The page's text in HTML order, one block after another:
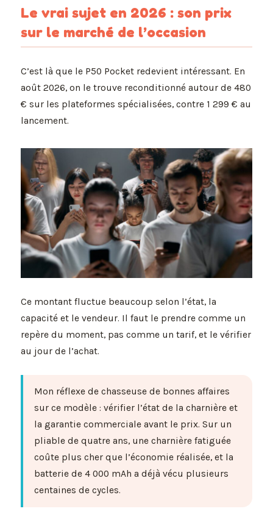
Le vrai sujet en 2026 : son prix
sur le marché de l’occasion
C’est là que le P50 Pocket redevient intéressant. En
août 2026, on le trouve reconditionné autour de 480
€ sur les plateformes spécialisées, contre 1 299 € au
lancement.
Ce montant fluctue beaucoup selon l’état, la
capacité et le vendeur. Il faut le prendre comme un
repère du moment, pas comme un tarif, et le vérifier
au jour de l’achat.
Mon réflexe de chasseuse de bonnes affaires
sur ce modèle : vérifier l’état de la charnière et
la garantie commerciale avant le prix. Sur un
pliable de quatre ans, une charnière fatiguée
coûte plus cher que l’économie réalisée, et la
batterie de 4 000 mAh a déjà vécu plusieurs
centaines de cycles.